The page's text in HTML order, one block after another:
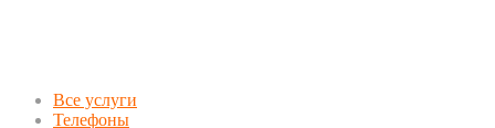
Все услуги
Телефоны